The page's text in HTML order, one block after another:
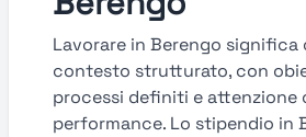
Lavorare in Berengo significa
contesto strutturato, con
processi definiti e attenzione
performance. Lo stipendio in